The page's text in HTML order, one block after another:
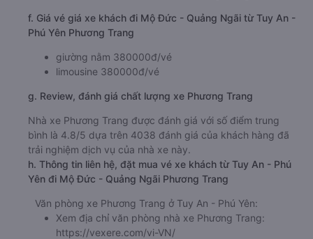
f. Giá vé giá xe khách đi Mộ Đức - Quảng Ngãi từ Tuy An -
Phú Yên Phương Trang
giường nằm 380000đ/vé
limousine 380000đ/vé
g. Review, đánh giá chất lượng xe Phương Trang
Nhà xe Phương Trang được đánh giá với số điểm trung
bình là 4.8/5 dựa trên 4038 đánh giá của khách hàng đã
trải nghiệm dịch vụ của nhà xe này.
h. Thông tin liên hệ, đặt mua vé xe khách từ Tuy An - Phú
Yên đi Mộ Đức - Quảng Ngãi Phương Trang
Văn phòng xe Phương Trang ở Tuy An - Phú Yên:
Xem địa chỉ văn phòng nhà xe Phương Trang:
https://vexere.com/vi-VN/